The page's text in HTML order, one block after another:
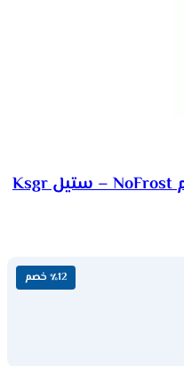
ثلاجة بابين سوبر جنرال 15 قدم NoFrost – ستيل Ksgr
٪12 خصم